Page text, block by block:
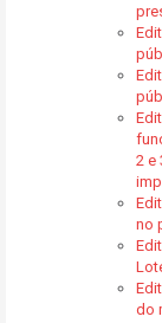
2 e
no
do